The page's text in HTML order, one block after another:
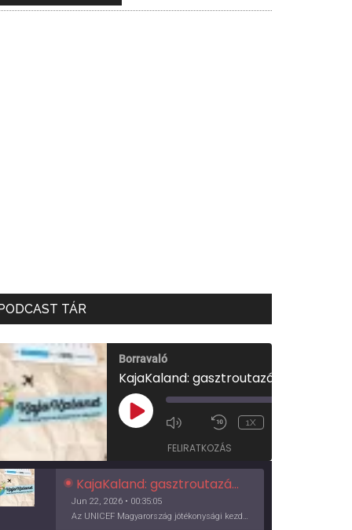
TÁR
Borravaló
PLAY
EPISODE
1X
FELIRATKOZÁS
KajaKaland: gasztroutazás a föld körül
Jun 22, 2026 • 00:35:05
Az UNICEF Magyarország jótékonysági kezdeményezése izgalmas, egész éves világkörüli ízutazásra hív, igazi családi program és gasztroedukáció, illetve segítség a rászorulóknak is egyben.